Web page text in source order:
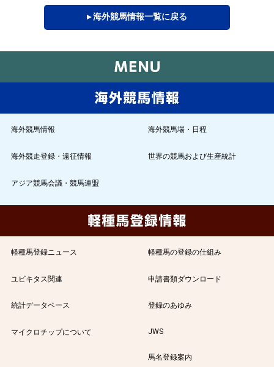
▸ 海外競馬情報一覧に戻る
海外競馬情報 海外競馬場・日程
海外競走登録・遠征情報 世界の競馬および生産統計
アジア競馬会議・競馬連盟
軽種馬登録ニュース 軽種馬の登録の仕組み
ユビキタス関連 申請書類ダウンロード
統計データベース 登録のあゆみ
マイクロチップについて JWS
馬名登録案内